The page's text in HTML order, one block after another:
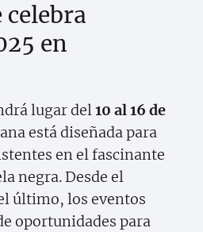
celebra
en
lugar del10 al 16 de
está diseñada para
en el fascinante
negra. Desde el
último, los eventos
oportunidades para